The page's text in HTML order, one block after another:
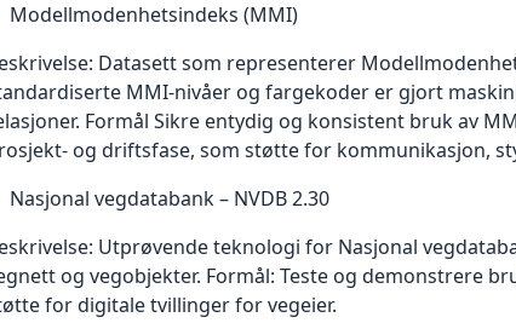
Modellmodenhetsindeks (MMI)
Datasett som representerer
MMI‑nivåer og fargekoder er gjort
Formål Sikre entydig og konsistent bruk av
og driftsfase, som støtte for kommunikasjon,
Nasjonal vegdatabank – NVDB 2.30
Utprøvende teknologi for Nasjonal
og vegobjekter. Formål: Teste og demonstrere
for digitale tvillinger for vegeier.